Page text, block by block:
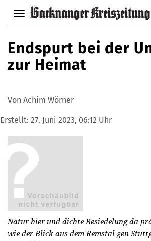
Navigation
anzeigen
verbergen
Endspurt bei der
zur Heimat
Von Achim Wörner
Erstellt: 27. Juni 2023, 06:12 Uhr
Natur hier und dichte Besiedelung da
wie der Blick aus dem Remstal gen